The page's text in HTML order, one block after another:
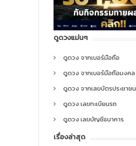
ดูดวงแม่นๆ
ดูดวง จากเบอร์มือถือ
ดูดวง จากเบอร์มือถือมงคล
ดูดวง จากเลขบัตรประชาชน
ดูดวง เลขทะเบียนรถ
ดูดวง เลขบัญชีธนาคาร
เรื่องล่าสุด